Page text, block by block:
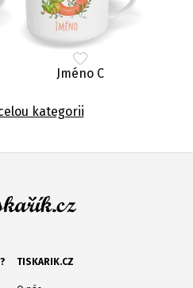
Jméno C
kategorii
TISKARIK.CZ